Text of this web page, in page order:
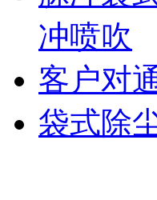
冲喷吹
客户对
袋式除